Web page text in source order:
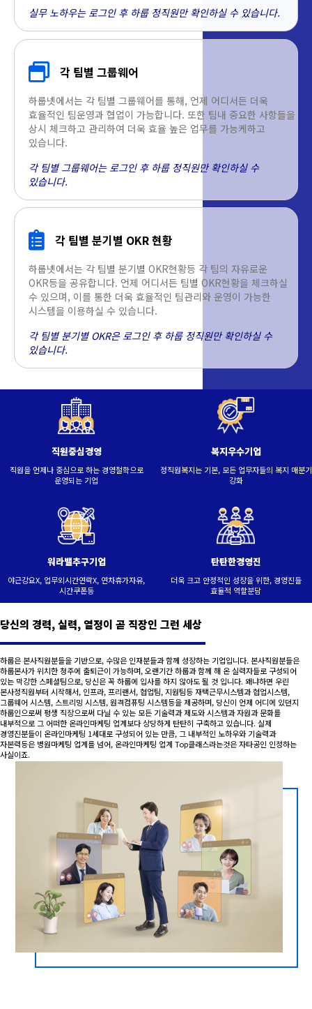
실무 노하우는 로그인 후 하룹 정직원만 확인하실 수 있습니다.
각 팀별 그룹웨어
하룹넷에서는 각 팀별 그룹웨어를 통해, 언제 어디서든 더욱
효율적인 팀운영과 협업이 가능합니다. 또한 팀내 중요한 사항들을
상시 체크하고 관리하여 더욱 효율 높은 업무를 가능케하고
있습니다.
각 팀별 그룹웨어는 로그인 후 하룹 정직원만 확인하실 수
있습니다.
각 팀별 분기별 OKR 현황
하룹넷에서는 각 팀별 분기별 OKR현황등 각 팀의 자유로운
OKR등을 공유합니다. 언제 어디서든 팀별 OKR현황을 체크하실
수 있으며, 이를 통한 더욱 효율적인 팀관리와 운영이 가능한
시스템을 이용하실 수 있습니다.
각 팀별 분기별 OKR은 로그인 후 하룹 정직원만 확인하실 수
있습니다.
직원중심경영
직원을 언제나 중심으로 하는 경영철학으로
운영되는 기업
복지우수기업
정직원복지는 기본, 모든 업무자들의 복지 매분기
강화
워라밸추구기업
야근강요X, 업무외시간연락X, 연차휴가자유,
시간쿠폰등
탄탄한경영진
더욱 크고 안정적인 성장을 위한, 경영진들
효율적 역할분담
당신의 경력, 실력, 열정이 곧 직장인 그런 세상
하룹은 본사직원분들을 기반으로, 수많은 인재분들과 함께 성장하는 기업입니다. 본사직원분들은
하룹본사가 위치한 청주에 출퇴근이 가능하며, 오랜기간 하룹과 함께 해 온 실력자들로 구성되어
있는 막강한 스페셜팀으로, 당신은 꼭 하룹에 입사를 하지 않아도 될 것 입니다. 왜냐하면 우린
본사정직원부터 시작해서, 인프라, 프리랜서, 협업팀, 지원팀등 재택근무시스템과 협업시스템,
그룹웨어 시스템, 스트리밍 시스템, 원격컴퓨팅 시스템등을 제공하며, 당신이 언제 어디에 있던지
하룹인으로써 평생 직장으로써 다닐 수 있는 모든 기술력과 제도와 시스템과 자원과 문화를
내부적으로 그 어떠한 온라인마케팅 업계보다 상당하게 탄탄히 구축하고 있습니다. 실제
경영진분들이 온라인마케팅 1세대로 구성되어 있는 만큼, 그 내부적인 노하우와 기술력과
자본력등은 병원마케팅 업계를 넘어, 온라인마케팅 업계 Top클래스라는것은 자타공인 인정하는
사실이죠.